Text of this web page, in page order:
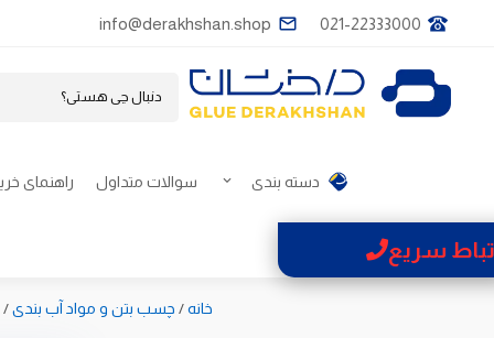
info@derakhshan.shop 021-22333000
دسته بندی سوالات متداول راهنمای
سریع
خانه/ چسب بتن و مواد آب بندی/